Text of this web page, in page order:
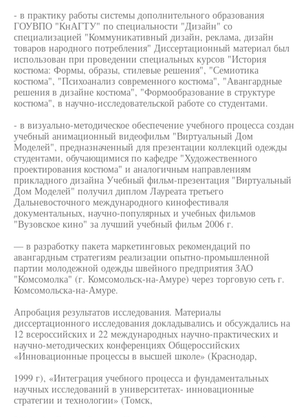
- в практику работы системы дополнительного образования
ГОУВПО "КнАГТУ" по специальности "Дизайн" со
специализацией "Коммуникативный дизайн, реклама, дизайн
товаров народного потребления" Диссертационный материал был
использован при проведении специальных курсов "История
костюма: Формы, образы, стилевые решения", "Семиотика
костюма", "Психоанализ современного костюма", "Авангардные
решения в дизайне костюма", "Формообразование в структуре
костюма", в научно-исследовательской работе со студентами.
- в визуально-методическое обеспечение учебного процесса создан
учебный анимационный видеофильм "Виртуальный Дом
Моделей", предназначенный для презентации коллекций одежды
студентами, обучающимися по кафедре "Художественного
проектирования костюма" и аналогичным направлениям
прикладного дизайна Учебный фильм-презентация "Виртуальный
Дом Моделей" получил диплом Лауреата третьего
Дальневосточного международного кинофестиваля
документальных, научно-популярных и учебных фильмов
"Вузовское кино" за лучший учебный фильм 2006 г.
— в разработку пакета маркетинговых рекомендаций по
авангардным стратегиям реализации опытно-промышленной
партии молодежной одежды швейного предприятия ЗАО
"Комсомолка" (г. Комсомольск-на-Амуре) через торговую сеть г.
Комсомольска-на-Амуре.
Апробация результатов исследования. Материалы
диссертационного исследования докладывались и обсуждались на
12 всероссийских и 22 международных научно-практических и
научно-методических конференциях Общероссийских
«Инновационные процессы в высшей школе» (Краснодар,
1999 г), «Интеграция учебного процесса и фундаментальных
научных исследований в университетах- инновационные
стратегии и технологии» (Томск,